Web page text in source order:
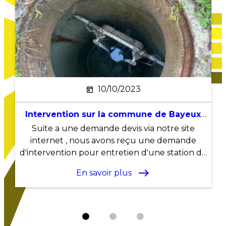
10/10/2023
Intervention sur la commune de Bayeux
sur une station de relevage eau usée
Suite a une demande devis via notre site
internet , nous avons reçu une demande
d'intervention pour entretien d'une station de
sur la commune de ...
En savoir plus east